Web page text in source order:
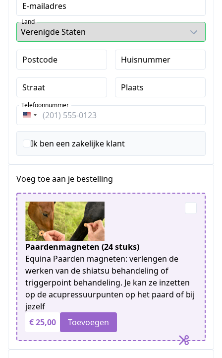
E-mailadres
Land
Postcode Huisnummer
Straat Plaats
Verenigde
Staten
+1
Telefoonnummer
Ik ben een zakelijke klant
Voeg toe aan je bestelling
Paardenmagneten (24 stuks)
Equina Paarden magneten: verlengen de
werken van de shiatsu behandeling of
triggerpoint behandeling. Je kan ze inzetten
op de acupressuurpunten op het paard of bij
jezelf
€ 25,00
Toevoegen